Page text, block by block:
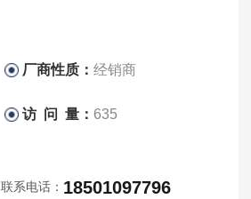
厂商性质：经销商
访 问 量： 635
联系电话： 18501097796